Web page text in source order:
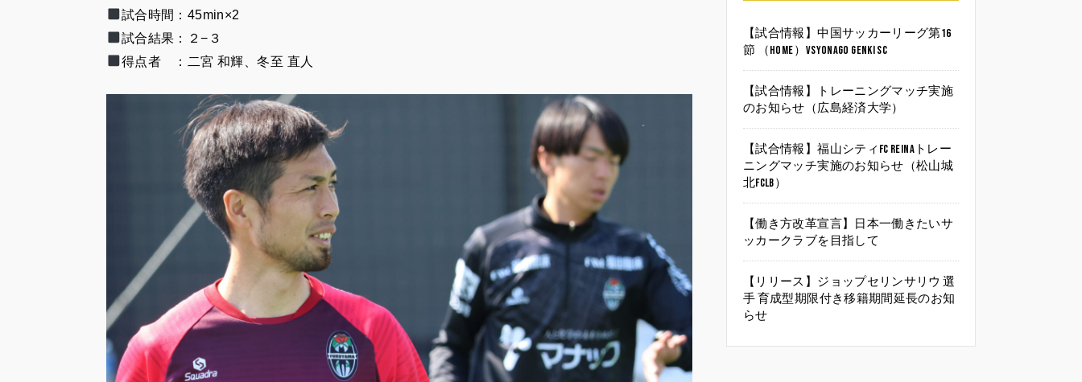
試合時間：45min×2
試合結果：２−３
得点者 ：二宮 和輝、冬至 直人
【試合情報】中国サッカーリーグ第16
節 （HOME）vsYonago Genki SC
【試合情報】トレーニングマッチ実施
のお知らせ（広島経済大学）
【試合情報】福山シティFC Reinaトレー
ニングマッチ実施のお知らせ（松山城
北FCLB）
【働き方改革宣言】日本一働きたいサ
ッカークラブを目指して
【リリース】ジョップセリンサリウ 選
手 育成型期限付き移籍期間延長のお知
らせ